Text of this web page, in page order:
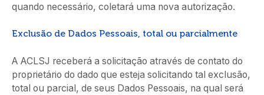
quando necessário, coletará uma nova autorização.
Exclusão de Dados Pessoais, total ou parcialmente
A ACLSJ receberá a solicitação através de contato do
proprietário do dado que esteja solicitando tal exclusão,
total ou parcial, de seus Dados Pessoais, na qual será